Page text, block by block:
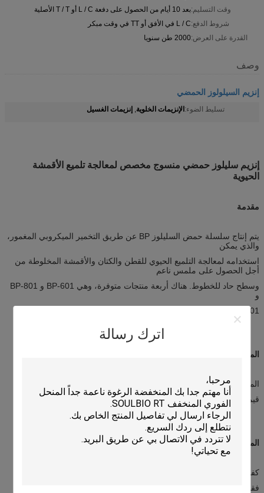
اترك رسالة
وقت التسليم:بعد 10 أيام من الحصول على دفعة L / C أو T / T الأصلية
شروط الدفع:L / C في الأفق أو TT في وقت مبكر
القدرة على العرض:2000 طن سنويا
وصف
إنزيم السيلولوز الحمضي
تسليط الضوء:الإنزيمات الخلوية, إنزيمات الغسيل
إنزيم سليلوز حمضي منسوج مخصص لمعالجة تلميع الأقمشة
الحيوية
مقدمة
يتم إنتاج سلسلة حمض السليلوز BP عن طريق التخمير الميكروبي المغمور،
والذي يمكن
استخدامه لمعالجة التلميع الحيوي للقطن والكتان والأقمشة المخلوطة من
أجل الحصول على ملمس ناعم
وسطح حاد للخطوط. هناك أربعة منتجات متوفرة، وهي BP-601 و BP-801
و
BP-1201 و BP-1401 على التوالي.
المواصفات الفيزيائية والكيميائية
المظهر: سائل أصفر فاتح أو أصفر بني
قيمة PH: 5.0 ~ 5.2
المزايا
كفاءة عالية
فقدان منخفض للوزن والقوة